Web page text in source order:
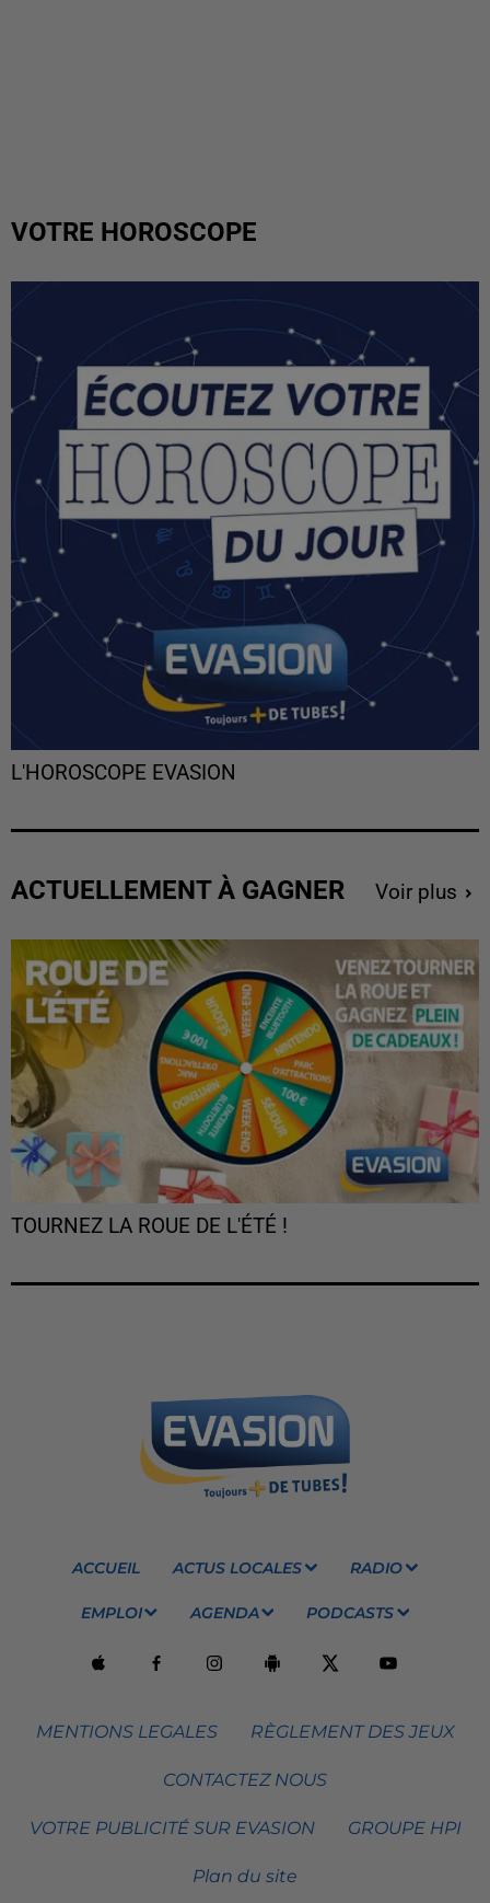
VOTRE HOROSCOPE
L'HOROSCOPE EVASION
ACTUELLEMENT À GAGNER Voir plus
TOURNEZ LA ROUE DE L'ÉTÉ !
ACCUEIL ACTUS LOCALES RADIO
EMPLOI AGENDA PODCASTS
MENTIONS LEGALES RÈGLEMENT DES JEUX
CONTACTEZ NOUS
VOTRE PUBLICITÉ SUR EVASION GROUPE HPI
Plan du site